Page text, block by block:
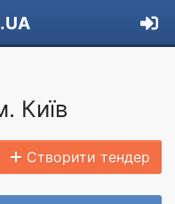
Київ
Створити тендер